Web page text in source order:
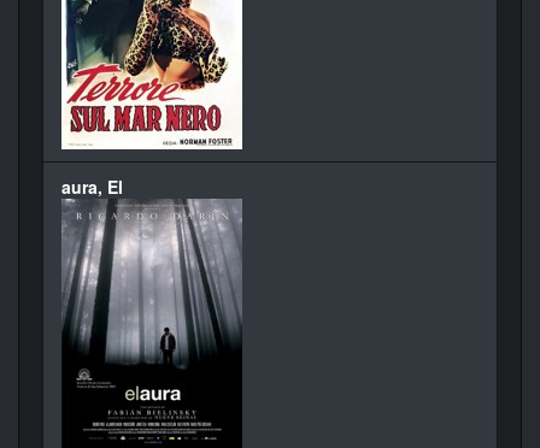
aura, El